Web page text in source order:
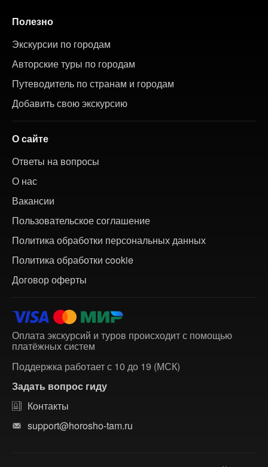
Полезно
Экскурсии по городам
Авторские туры по городам
Путеводитель по странам и городам
Добавить свою экскурсию
О сайте
Ответы на вопросы
О нас
Вакансии
Пользовательское соглашение
Политика обработки персональных данных
Политика обработки cookie
Договор оферты
Оплата экскурсий и туров происходит с помощью
платёжных систем
Поддержка работает с 10 до 19 (МСК)
Задать вопрос гиду
Контакты
support@horosho-tam.ru